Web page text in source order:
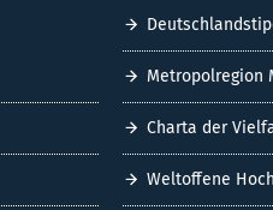
Metropolregion
Charta der
Weltoffene